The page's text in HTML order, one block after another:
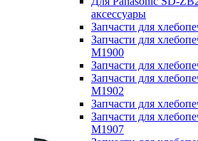
аксессуары
Запчасти для
Запчасти для
M1900
Запчасти для
Запчасти для
M1902
Запчасти для
Запчасти для
M1907